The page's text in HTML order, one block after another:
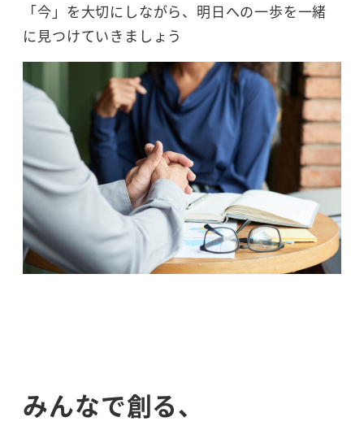
「今」を大切にしながら、明日への一歩を一緒
に見つけていきましょう
みんなで創る、